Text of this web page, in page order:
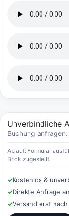
Unverbindliche
Buchung
Ablauf: Formular
Brick zugestellt.
✓Kostenlos &
✓Direkte Anfrage
✓Versand erst